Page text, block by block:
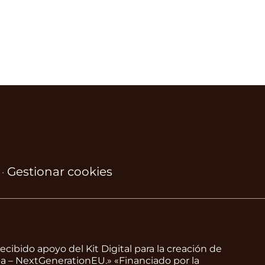
· Gestionar cookies
apoyo del Kit Digital para la creación de
NextGenerationEU.» «Financiado por la